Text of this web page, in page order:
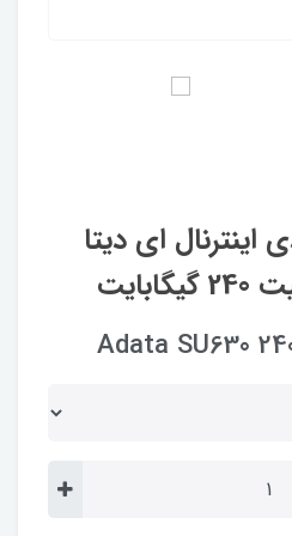
ای دیتا
Adata SU630